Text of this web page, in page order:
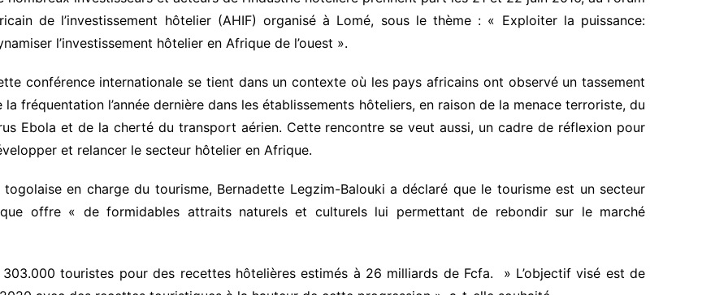
de l’investissement hôtelier (AHIF) organisé à Lomé, sous le thème : « Exploiter la puissance:
l’investissement hôtelier en Afrique de l’ouest ».
conférence internationale se tient dans un contexte où les pays africains ont observé un tassement
la fréquentation l’année dernière dans les établissements hôteliers, en raison de la menace terroriste, du
Ebola et de la cherté du transport aérien. Cette rencontre se veut aussi, un cadre de réflexion pour
et relancer le secteur hôtelier en Afrique.
en charge du tourisme, Bernadette Legzim-Balouki a déclaré que le tourisme est un secteur
offre « de formidables attraits naturels et culturels lui permettant de rebondir sur le marché
303.000 touristes pour des recettes hôtelières estimés à 26 milliards de Fcfa. » L’objectif visé est de